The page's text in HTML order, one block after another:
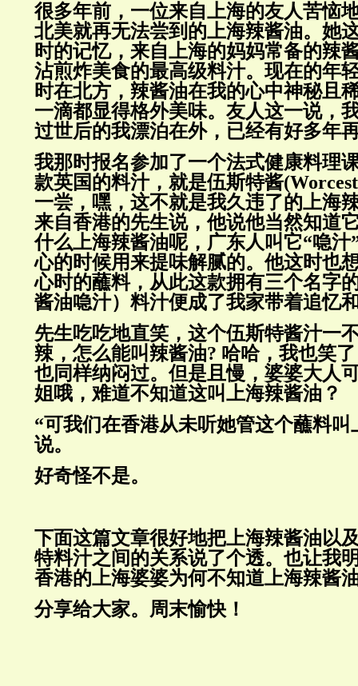
很多年前，一位来自上海的友人苦恼
北美就再无法尝到的上海辣酱油。她
时的记忆，来自上海的妈妈常备的辣
沾煎炸美食的最高级料汁。现在的年
时在北方，辣酱油在我的心中神秘且
一滴都显得格外美味。友人这一说，
过世后的我漂泊在外，已经有好多年
我那时报名参加了一个法式健康料理
款英国的料汁，就是伍斯特酱
一尝，嘿，这不就是我久违了的上海
来自香港的先生说，他说他当然知道
什么上海辣酱油呢，广东人叫它“喼汁
心的时候用来提味解腻的。他这时也
心时的蘸料，从此这款拥有三个名字
酱油喼汁）料汁便成了我家带着追忆
先生吃吃地直笑，这个伍斯特酱汁一
辣，怎么能叫辣酱油? 哈哈，我也笑
也同样纳闷过。但是且慢，婆婆大人
姐哦，难道不知道这叫上海辣酱油？
“可我们在香港从未听她管这个蘸料叫
说。
好奇怪不是。
下面这篇文章很好地把上海辣酱油以
特料汁之间的关系说了个透。也让我
香港的上海婆婆为何不知道上海辣酱
分享给大家。周末愉快！